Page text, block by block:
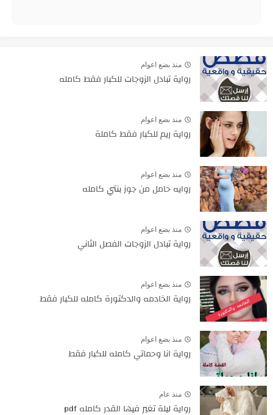
منذ بضع اعوام
رواية تبادل الزوجات للكبار فقط كامله
منذ بضع اعوام
رواية ريم للكبار فقط كاملة
منذ بضع اعوام
روايه حامل من جوز بنتي كامله
منذ بضع اعوام
رواية تبادل الزوجات الفصل الثاني
منذ بضع اعوام
رواية الخادمه والدكتورة كامله للكبار فقط
منذ بضع اعوام
رواية انا وحماتي كامله للكبار فقط
منذ عام
رواية ليلة تغير فيها القدر كامله pdf